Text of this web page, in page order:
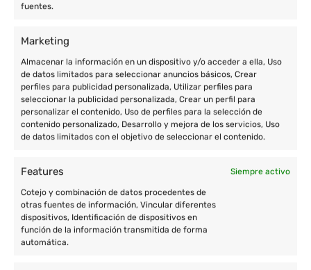
fuentes.
Marketing
Almacenar la información en un dispositivo y/o acceder a ella, Uso
de datos limitados para seleccionar anuncios básicos, Crear
perfiles para publicidad personalizada, Utilizar perfiles para
seleccionar la publicidad personalizada, Crear un perfil para
personalizar el contenido, Uso de perfiles para la selección de
contenido personalizado, Desarrollo y mejora de los servicios, Uso
de datos limitados con el objetivo de seleccionar el contenido.
Features Siempre activo
Cotejo y combinación de datos procedentes de
otras fuentes de información, Vincular diferentes
dispositivos, Identificación de dispositivos en
función de la información transmitida de forma
automática.